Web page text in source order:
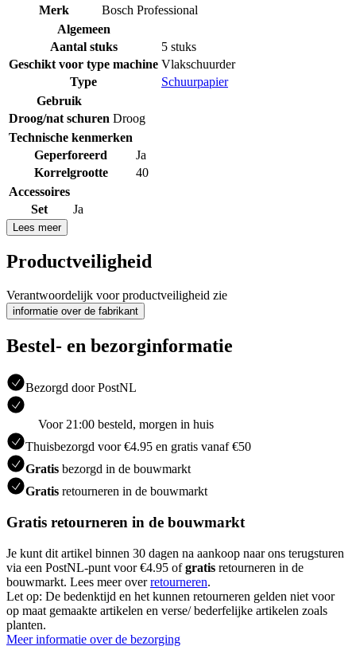
Merk
Bosch Professional
Algemeen
Aantal stuks
5 stuks
Geschikt voor type machine Vlakschuurder
Type
Schuurpapier
Gebruik
Droog/nat schuren Droog
Technische kenmerken
Geperforeerd
Ja
Korrelgrootte
40
Accessoires
Set
Ja
Lees meer
Productveiligheid
Verantwoordelijk voor productveiligheid zie
informatie over de fabrikant
Bestel- en bezorginformatie
Bezorgd door PostNL
Voor 21:00 besteld, morgen in huis
Thuisbezorgd voor €4.95 en gratis vanaf €50
Gratis bezorgd in de bouwmarkt
Gratis retourneren in de bouwmarkt
Gratis retourneren in de bouwmarkt
Je kunt dit artikel binnen 30 dagen na aankoop naar ons terugsturen
via een PostNL-punt voor €4.95 ofgratis retourneren in de
bouwmarkt. Lees meer overretourneren.
Let op: De bedenktijd en het kunnen retourneren gelden niet voor
op maat gemaakte artikelen en verse/ bederfelijke artikelen zoals
planten.
Meer informatie over de bezorging